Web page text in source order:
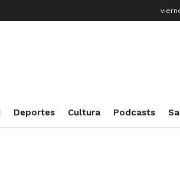
Deportes Cultura Podcasts